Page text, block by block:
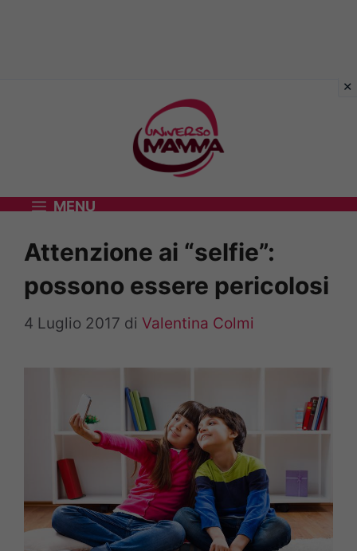
MENU
Attenzione ai “selfie”:
possono essere pericolosi
4 Luglio 2017 di Valentina Colmi